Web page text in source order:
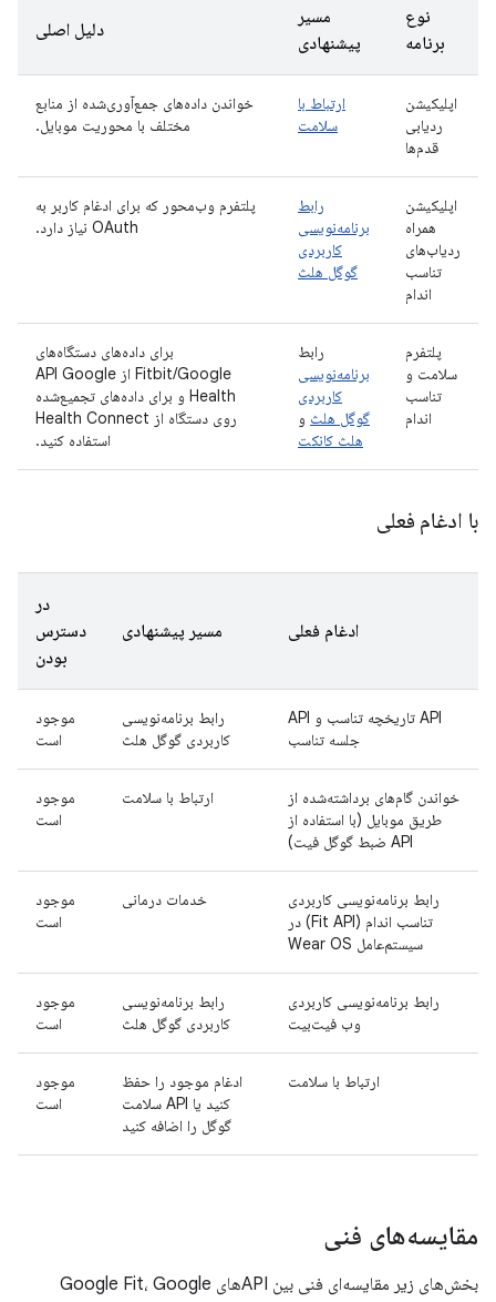
نوع
برنامه
مسیر
پیشنهادی
دلیل اصلی
اپلیکیشن
ردیابی
قدم‌ها
ارتباط با
سلامت
خواندن داده‌های جمع‌آوری‌شده از منابع
مختلف با محوریت موبایل.
اپلیکیشن
همراه
ردیاب‌های
تناسب
اندام
رابط
برنامه‌نویسی
کاربردی
گوگل هلث
پلتفرم وب‌محور که برای ادغام کاربر به
OAuth نیاز دارد.
پلتفرم
سلامت و
تناسب
اندام
رابط
برنامه‌نویسی
کاربردی
گوگل هلث و
هلث کانکت
برای داده‌های دستگاه‌های
Fitbit/Google از API Google
Health و برای داده‌های تجمیع‌شده
روی دستگاه از Health Connect
استفاده کنید.
با ادغام فعلی
ادغام فعلی مسیر پیشنهادی
در
دسترس
بودن
API تاریخچه تناسب و API
جلسه تناسب
رابط برنامه‌نویسی
کاربردی گوگل هلث
موجود
است
خواندن گام‌های برداشته‌شده از
طریق موبایل (با استفاده از
API ضبط گوگل فیت)
ارتباط با سلامت
موجود
است
رابط برنامه‌نویسی کاربردی
تناسب اندام (Fit API) در
سیستم‌عامل Wear OS
خدمات درمانی
موجود
است
رابط برنامه‌نویسی کاربردی
وب فیت‌بیت
رابط برنامه‌نویسی
کاربردی گوگل هلث
موجود
است
ارتباط با سلامت
ادغام موجود را حفظ
کنید یا API سلامت
گوگل را اضافه کنید
موجود
است
مقایسه‌های فنی
بخش‌های زیر مقایسه‌ای فنی بین APIهای Google Fit، Google